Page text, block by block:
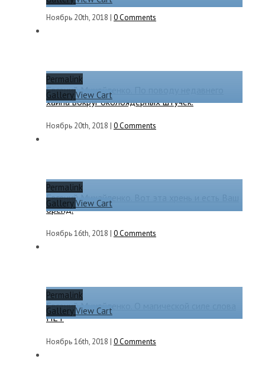
Ноябрь 20th, 2018 | 0 Comments
Permalink
GalleryView Cart
Евгений Михайленко. По поводу недавнего
хайпа вокруг околоядерных штучек.
Ноябрь 20th, 2018 | 0 Comments
Permalink
GalleryView Cart
Евгений Михайленко. Вот эта хрень и есть Ваш
бренд.
Ноябрь 16th, 2018 | 0 Comments
Permalink
GalleryView Cart
Евгений Михайленко. О магической силе слова
НЕТ
Ноябрь 16th, 2018 | 0 Comments